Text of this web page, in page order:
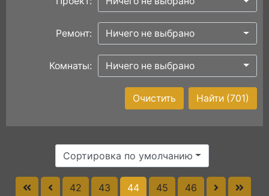
Ремонт: Ничего не выбрано
Комнаты: Ничего не выбрано
Найти (701)
Очистить
Сортировка по умолчанию
42 43 44 45 46